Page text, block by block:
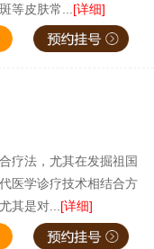
等皮肤常... [详细]
疗法，尤其在发掘祖国
医学诊疗技术相结合方
其是对...[详细]